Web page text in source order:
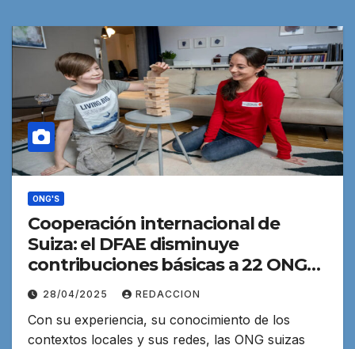
ONG'S
Cooperación internacional de
Suiza: el DFAE disminuye
contribuciones básicas a 22 ONG
socias suizas
28/04/2025 REDACCION
Con su experiencia, su conocimiento de los
contextos locales y sus redes, las ONG suizas